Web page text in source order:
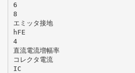
6
8
エミッタ接地
hFE
4
直流電流増幅率
コレクタ電流
IC